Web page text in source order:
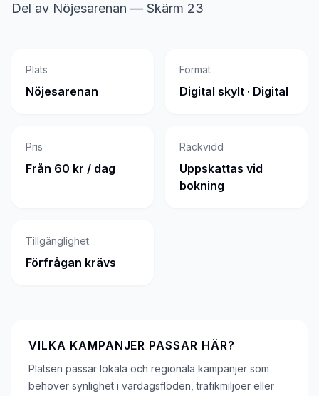
Del av Nöjesarenan — Skärm 23
Plats
Nöjesarenan
Format
Digital skylt · Digital
Pris
Från 60 kr / dag
Räckvidd
Uppskattas vid
bokning
Tillgänglighet
Förfrågan krävs
VILKA KAMPANJER PASSAR HÄR?
Platsen passar lokala och regionala kampanjer som
behöver synlighet i vardagsflöden, trafikmiljöer eller